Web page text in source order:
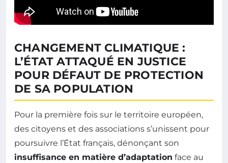
CHANGEMENT CLIMATIQUE :
L’ÉTAT ATTAQUÉ EN JUSTICE
POUR DÉFAUT DE PROTECTION
DE SA POPULATION
Pour la première fois sur le territoire européen,
des citoyens et des associations s’unissent pour
poursuivre l’État français, dénonçant son
insuffisance en matière d’adaptation face au